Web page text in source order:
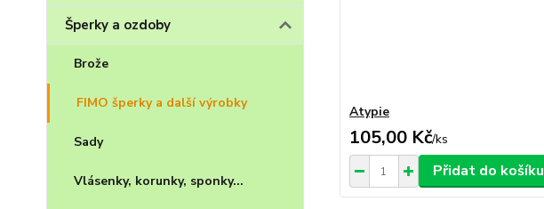
Šperky a ozdoby
Brože
FIMO šperky a další výrobky
Sady
Vlásenky, korunky, sponky...
Atypie
105,00 Kč/ks
Přidat do košíku